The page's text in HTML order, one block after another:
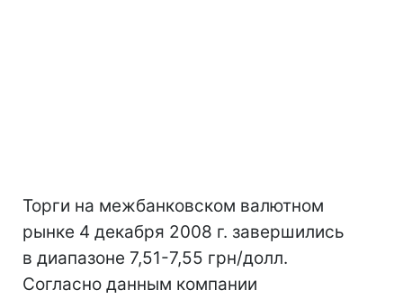
Торги на межбанковском валютном
рынке 4 декабря 2008 г. завершились
в диапазоне 7,51-7,55 грн/долл.
Согласно данным компании